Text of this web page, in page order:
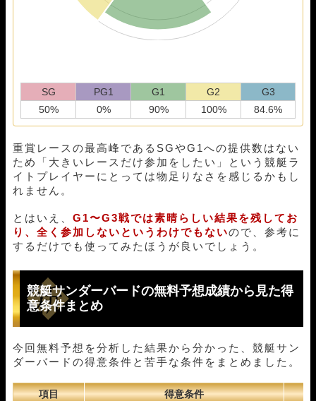
SG PG1 G1 G2
G3
50%
0% 90% 100% 84.6%
重賞レースの最高峰であるSGやG1への提供数はない
ため「大きいレースだけ参加をしたい」という競艇ラ
イトプレイヤーにとっては物足りなさを感じるかもし
れません。
とはいえ、 G1〜G3戦では素晴らしい結果を残してお
り、全く参加しないというわけでもないので、参考に
するだけでも使ってみたほうが良いでしょう。
競艇サンダーバードの無料予想成績から見た得
意条件まとめ
今回無料予想を分析した結果から分かった、 競艇サン
ダーバード の得意条件と苦手な条件をまとめました。
項目
得意条件